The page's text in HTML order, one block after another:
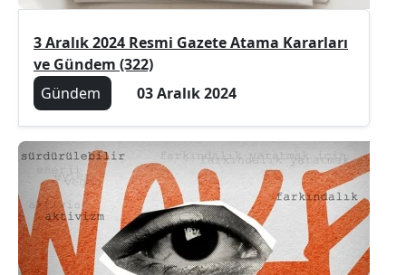
3 Aralık 2024 Resmi Gazete Atama Kararları
ve Gündem (322)
Gündem
03 Aralık 2024